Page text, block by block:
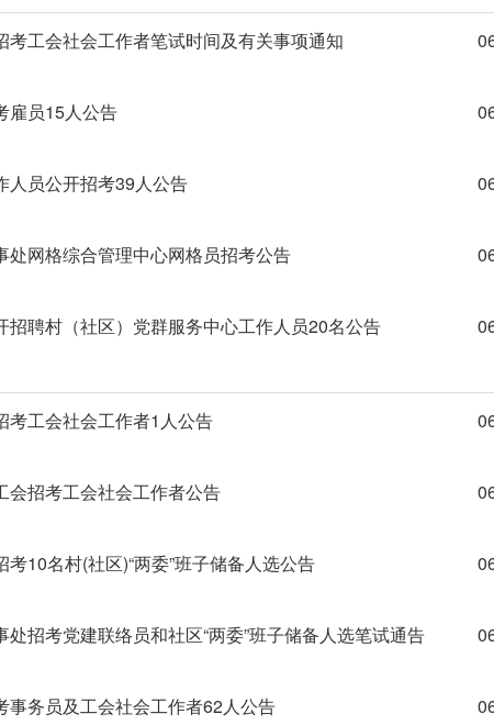
工会社会工作者笔试时间及有关事项通知
雇员15人公告
人员公开招考39人公告
网格综合管理中心网格员招考公告
聘村（社区）党群服务中心工作人员20名公告
考工会社会工作者1人公告
会招考工会社会工作者公告
10名村(社区)“两委”班子储备人选公告
招考党建联络员和社区“两委”班子储备人选笔试通告
务员及工会社会工作者62人公告